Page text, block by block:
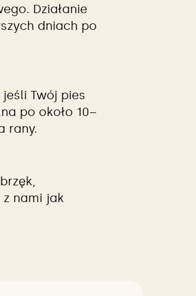
Działanie
dniach po
Twój pies
po około 10–
rany.
nami jak